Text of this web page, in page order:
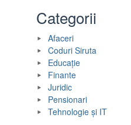
Categorii
Afaceri
Coduri Siruta
Educație
Finante
Juridic
Pensionari
Tehnologie și IT